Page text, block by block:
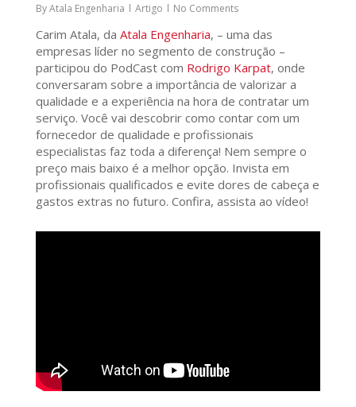
ByAtala Engenharia Artigo No Comments
Carim Atala, da Atala Engenharia, – uma das
empresas líder no segmento de construção –
participou do PodCast com Rodrigo Karpat, onde
conversaram sobre a importância de valorizar a
qualidade e a experiência na hora de contratar um
serviço. Você vai descobrir como contar com um
fornecedor de qualidade e profissionais
especialistas faz toda a diferença! Nem sempre o
preço mais baixo é a melhor opção. Invista em
profissionais qualificados e evite dores de cabeça e
gastos extras no futuro. Confira, assista ao vídeo!